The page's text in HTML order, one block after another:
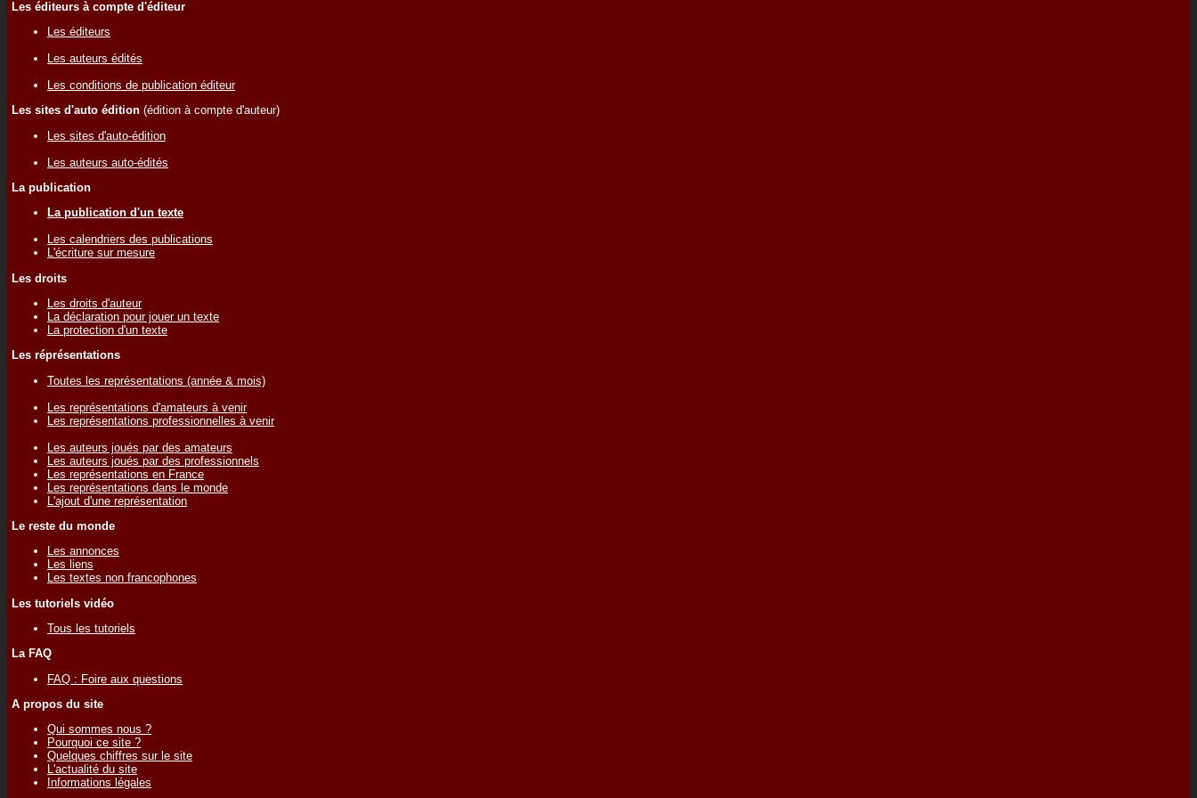
Les éditeurs à compte d'éditeur
Les éditeurs
Les auteurs édités
Les conditions de publication éditeur
Les sites d'auto édition (édition à compte d'auteur)
Les sites d'auto-édition
Les auteurs auto-édités
La publication
La publication d'un texte
Les calendriers des publications
L'écriture sur mesure
Les droits
Les droits d'auteur
La déclaration pour jouer un texte
La protection d'un texte
Les réprésentations
Toutes les représentations (année & mois)
Les représentations d'amateurs à venir
Les représentations professionnelles à venir
Les auteurs joués par des amateurs
Les auteurs joués par des professionnels
Les représentations en France
Les représentations dans le monde
L'ajout d'une représentation
Le reste du monde
Les annonces
Les liens
Les textes non francophones
Les tutoriels vidéo
Tous les tutoriels
La FAQ
FAQ : Foire aux questions
A propos du site
Qui sommes nous ?
Pourquoi ce site ?
Quelques chiffres sur le site
L'actualité du site
Informations légales